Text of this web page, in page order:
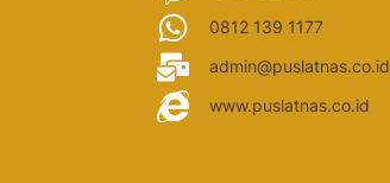
0812 139 1177
admin@puslatnas.co.id
www.puslatnas.co.id